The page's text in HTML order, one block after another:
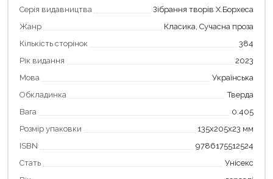
Серія видавництва
Зібрання творів Х.Борхеса
Жанр
Класика, Сучасна проза
Кількість сторінок
384
Рік видання
2023
Мова
Українська
Обкладинка
Тверда
Вага
0.405
Розмір упаковки
135х205х23 мм
ISBN
9786175512524
Стать
Унісекс